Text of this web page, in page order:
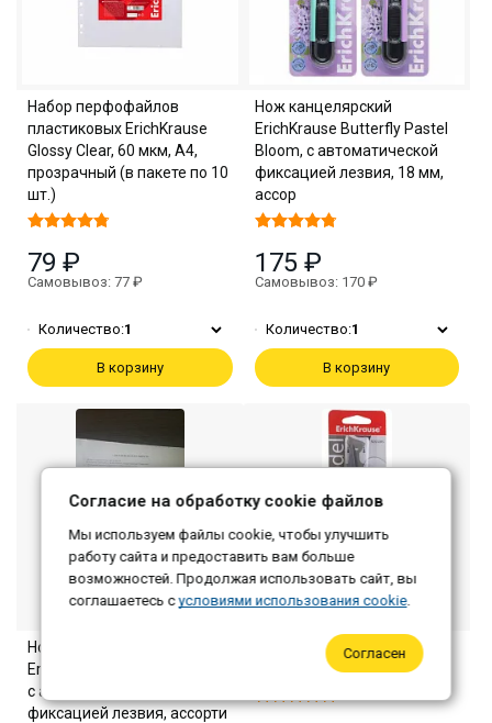
Набор перфофайлов
пластиковых ErichKrause
Glossy Clear, 60 мкм, A4,
прозрачный (в пакете по 10
шт.)
79 ₽
Самовывоз: 77 ₽
Количество:1
В корзину
Нож канцелярский
ErichKrause Butterfly Pastel
Bloom, с автоматической
фиксацией лезвия, 18 мм,
ассор
175 ₽
Самовывоз: 170 ₽
Количество:1
В корзину
Нож канцелярский
ErichKrause Shark Mini Reef,
с автоматической
фиксацией лезвия, ассорти
Ножницы 21см Erich Krause
(12шт*кор)
Согласие на обработку cookie файлов
Мы используем файлы cookie, чтобы улучшить
работу сайта и предоставить вам больше
возможностей. Продолжая использовать сайт, вы
соглашаетесь сусловиями использования cookie.
Согласен